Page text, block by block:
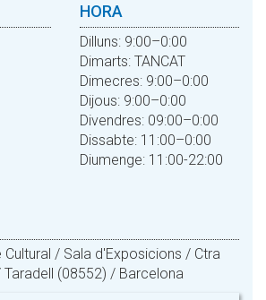
HORA
Dilluns: 9:00–0:00
Dimarts: TANCAT
Dimecres: 9:00–0:00
Dijous: 9:00–0:00
Divendres: 09:00–0:00
Dissabte: 11:00–0:00
Diumenge: 11:00-22:00
Cultural / Sala d'Exposicions / Ctra
Taradell (08552) / Barcelona